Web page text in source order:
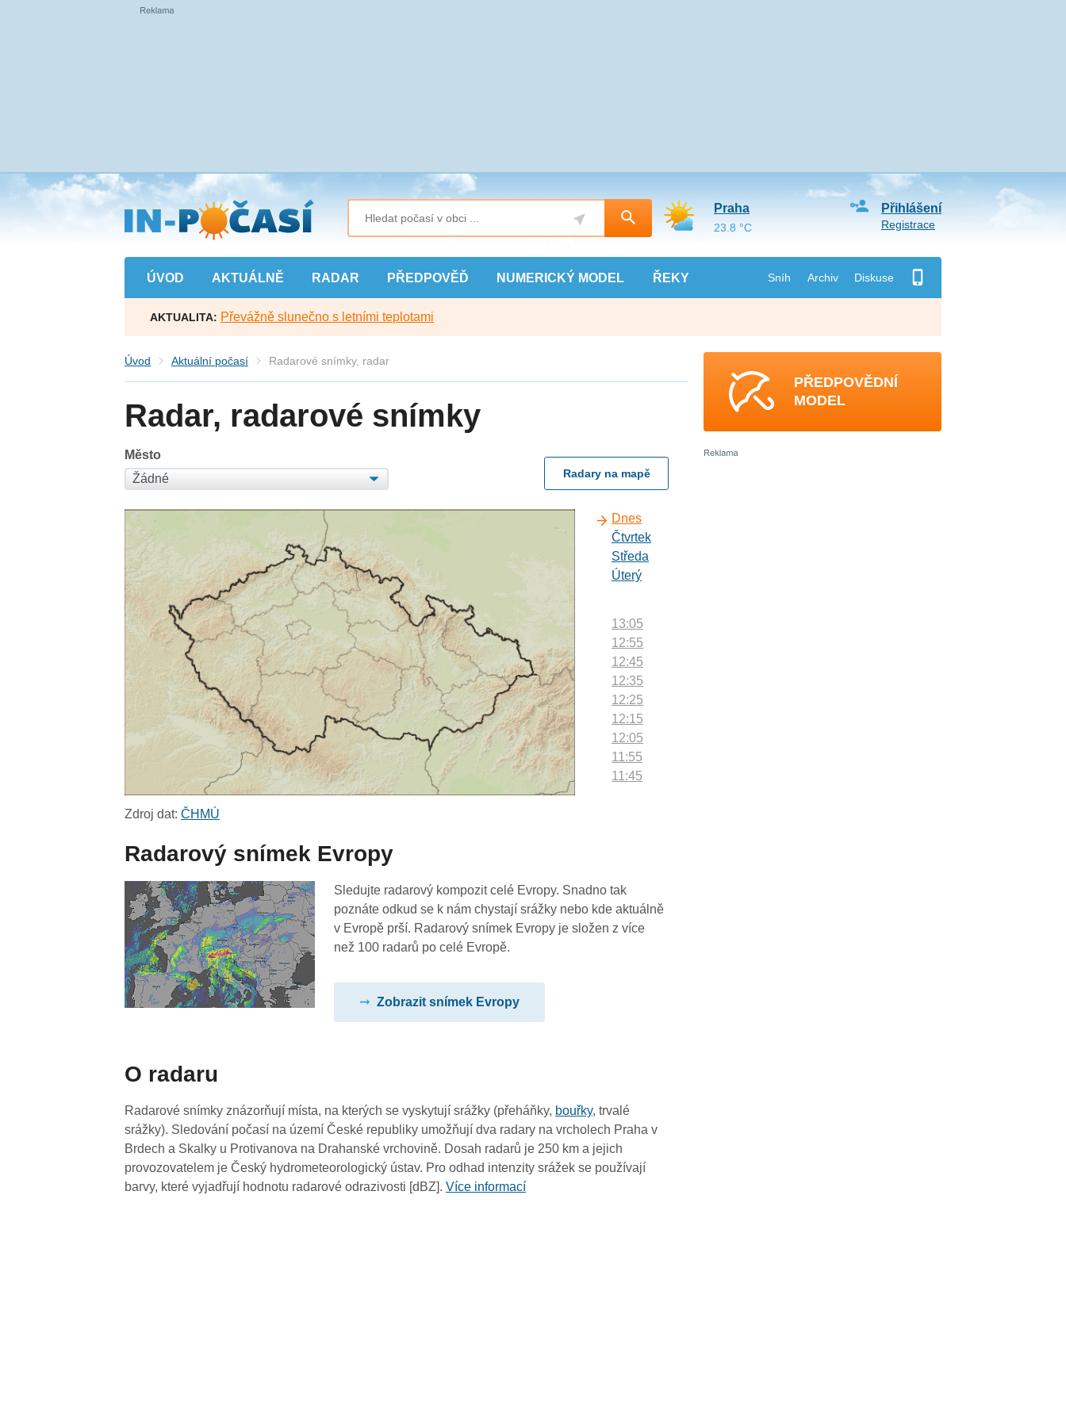
Přejít
na
hlavní
obsah
ÚVOD AKTUÁLNĚ RADAR PŘEDPOVĚĎ NUMERICKÝ MODEL ŘEKY Sníh Archiv Diskuse
Přihlášení
Registrace
Praha
23.8 °C
AKTUALITA: Převážně slunečno s letními teplotami
Úvod Aktuální počasí Radarové snímky, radar
Radar, radarové snímky
Město
Radary na mapě
Dnes
Čtvrtek
Středa
Úterý
13:05
12:55
12:45
12:35
12:25
12:15
12:05
11:55
11:45
10:45
10:35
10:25
08:45
08:35
08:25
08:15
Zdroj dat:ČHMÚ
Radarový snímek Evropy
Sledujte radarový kompozit celé Evropy. Snadno tak
poznáte odkud se k nám chystají srážky nebo kde aktuálně
v Evropě prší. Radarový snímek Evropy je složen z více
než 100 radarů po celé Evropě.
Zobrazit snímek Evropy
O radaru
Radarové snímky znázorňují místa, na kterých se vyskytují srážky (přeháňky, bouřky, trvalé
srážky). Sledování počasí na území České republiky umožňují dva radary na vrcholech Praha v
Brdech a Skalky u Protivanova na Drahanské vrchovině. Dosah radarů je 250 km a jejich
provozovatelem je Český hydrometeorologický ústav. Pro odhad intenzity srážek se používají
barvy, které vyjadřují hodnotu radarové odrazivosti [dBZ].Více informací
PŘEDPOVĚDNÍ
MODEL